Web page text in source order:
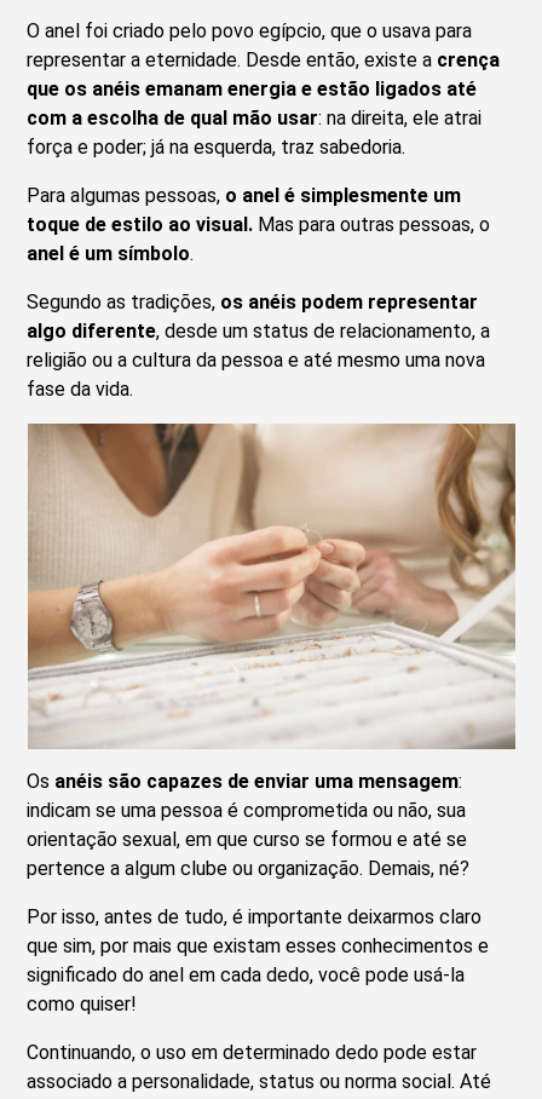
O anel foi criado pelo povo egípcio, que o usava para
representar a eternidade. Desde então, existe a crença
que os anéis emanam energia e estão ligados até
com a escolha de qual mão usar: na direita, ele atrai
força e poder; já na esquerda, traz sabedoria.
Para algumas pessoas, o anel é simplesmente um
toque de estilo ao visual. Mas para outras pessoas, o
anel é um símbolo.
Segundo as tradições, os anéis podem representar
algo diferente, desde um status de relacionamento, a
religião ou a cultura da pessoa e até mesmo uma nova
fase da vida.
Os anéis são capazes de enviar uma mensagem:
indicam se uma pessoa é comprometida ou não, sua
orientação sexual, em que curso se formou e até se
pertence a algum clube ou organização. Demais, né?
Por isso, antes de tudo, é importante deixarmos claro
que sim, por mais que existam esses conhecimentos e
significado do anel em cada dedo, você pode usá-la
como quiser!
Continuando, o uso em determinado dedo pode estar
associado a personalidade, status ou norma social. Até